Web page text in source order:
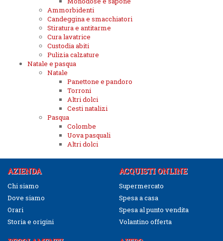
Ammorbidenti
Candeggina e smacchiatori
Stiratura e antitarme
Cura lavatrice
Custodia abiti
Pulizia calzature
Natale e pasqua
Natale
Panettone e pandoro
Torroni
Altri dolci
Cesti natalizi
Pasqua
Colombe
Uova pasquali
Altri dolci
AZIENDA
Chi siamo
Dove siamo
Orari
Storia e origini
ACQUISTI ONLINE
Supermercato
Spesa a casa
Spesa al punto vendita
Volantino offerta